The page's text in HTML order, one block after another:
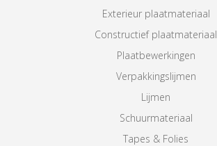
Exterieur plaatmateriaal
Constructief plaatmateriaal
Plaatbewerkingen
Verpakkingslijmen
Lijmen
Schuurmateriaal
Tapes & Folies